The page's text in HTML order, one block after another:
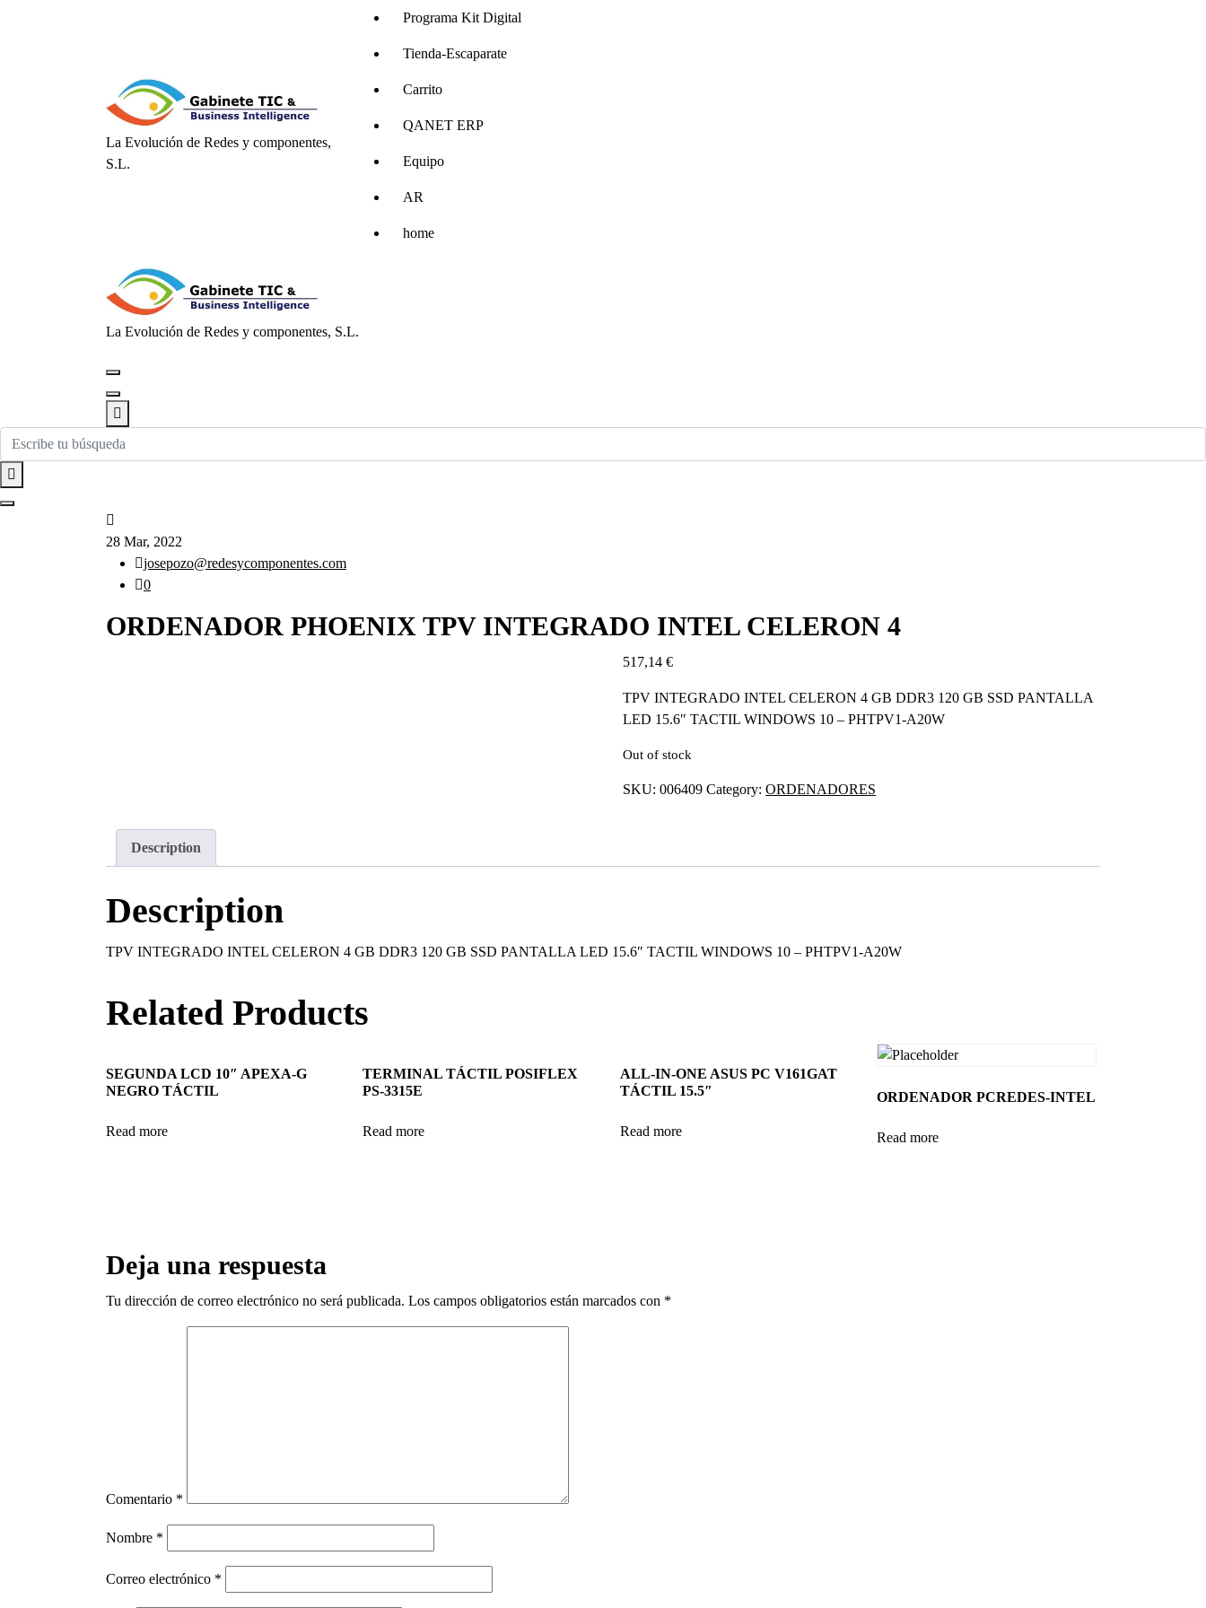
La Evolución de Redes y componentes,
S.L.
Programa Kit Digital
Tienda-Escaparate
Carrito
QANET ERP
Equipo
AR
home
La Evolución de Redes y componentes, S.L.
28 Mar, 2022
josepozo@redesycomponentes.com
0
ORDENADOR PHOENIX TPV INTEGRADO INTEL CELERON 4
517,14€
TPV INTEGRADO INTEL CELERON 4 GB DDR3 120 GB SSD PANTALLA
LED 15.6″ TACTIL WINDOWS 10 – PHTPV1-A20W
Out of stock
SKU:006409 Category:ORDENADORES
Description
Description
TPV INTEGRADO INTEL CELERON 4 GB DDR3 120 GB SSD PANTALLA LED 15.6″ TACTIL WINDOWS 10 – PHTPV1-A20W
Related Products
SEGUNDA LCD 10″ APEXA-G
NEGRO TÁCTIL
Read more
TERMINAL TÁCTIL POSIFLEX
PS-3315E
Read more
ALL-IN-ONE ASUS PC V161GAT
TÁCTIL 15.5″
Read more
ORDENADOR PCREDES-INTEL
Read more
Deja una respuesta
Tu dirección de correo electrónico no será publicada. Los campos obligatorios están marcados con *
Comentario *
Nombre *
Correo electrónico *